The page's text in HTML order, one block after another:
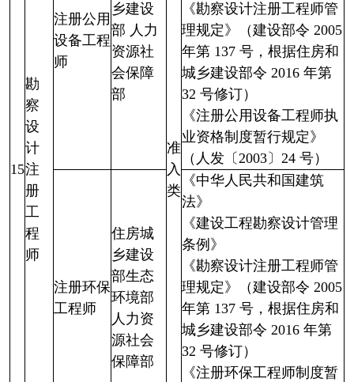
15
勘
察
设
计
注
册
工
程
师
注册公用
设备工程
师
乡建设
部 人力
资源社
会保障
部
准
入
类
《勘察设计注册工程师管
理规定》（建设部令 2005
年第 137 号，根据住房和
城乡建设部令 2016 年第
32 号修订）
《注册公用设备工程师执
业资格制度暂行规定》
（人发〔2003〕24 号）
注册环保
工程师
住房城
乡建设
部生态
环境部
人力资
源社会
保障部
《中华人民共和国建筑
法》
《建设工程勘察设计管理
条例》
《勘察设计注册工程师管
理规定》（建设部令 2005
年第 137 号，根据住房和
城乡建设部令 2016 年第
32 号修订）
《注册环保工程师制度暂